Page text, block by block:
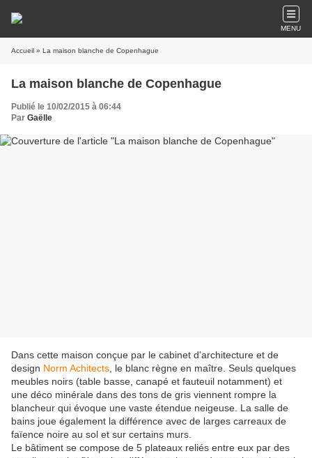
MENU
Accueil » La maison blanche de Copenhague
La maison blanche de Copenhague
Publié le 10/02/2015 à 06:44
Par Gaëlle
Dans cette maison conçue par le cabinet d'architecture et de
design Norm Achitects , le blanc règne en maître. Seuls quelques
meubles noirs (table basse, canapé et fauteuil notamment) et
une déco minérale dans des tons de gris viennent rompre la
blancheur qui évoque une vaste étendue neigeuse. La salle de
bains joue également la différence avec de larges carreaux de
faïence noire au sol et sur certains murs.
Le bâtiment se compose de 5 plateaux reliés entre eux par des